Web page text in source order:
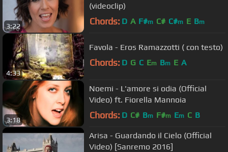
3:22
(videoclip)
Chords: D A F#m C# C#m E Bm
4:33
Favola - Eros Ramazzotti ( con testo)
Chords: D G C Em Bm E A
3:18
Noemi - L'amore si odia (Official
Video) ft. Fiorella Mannoia
Chords: D C# Bm F#m Em C B
Arisa - Guardando il Cielo (Official
Video) [Sanremo 2016]